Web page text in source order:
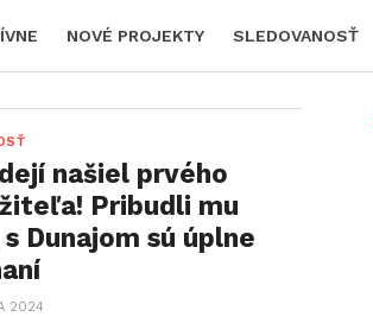
NOVÉ PROJEKTY SLEDOVANOSŤ
našiel prvého
Pribudli mu
Dunajom sú úplne
2024